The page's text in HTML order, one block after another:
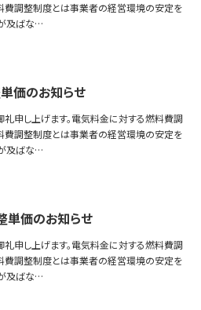
費調整制度とは事業者の経営環境の安定を
及ばな…
価のお知らせ
礼申し上げます。電気料金に対する燃料費調
費調整制度とは事業者の経営環境の安定を
及ばな…
単価のお知らせ
礼申し上げます。電気料金に対する燃料費調
費調整制度とは事業者の経営環境の安定を
及ばな…